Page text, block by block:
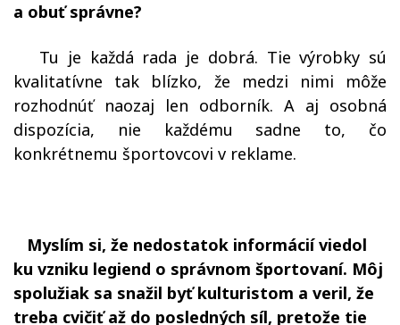
a obuť správne?
Tu je každá rada je dobrá. Tie výrobky sú
kvalitatívne tak blízko, že medzi nimi môže
rozhodnúť naozaj len odborník. A aj osobná
dispozícia, nie každému sadne to, čo
konkrétnemu športovcovi v reklame.
Myslím si, že nedostatok informácií viedol
ku vzniku legiend o správnom športovaní. Môj
spolužiak sa snažil byť kulturistom a veril, že
treba cvičiť až do posledných síl, pretože tie